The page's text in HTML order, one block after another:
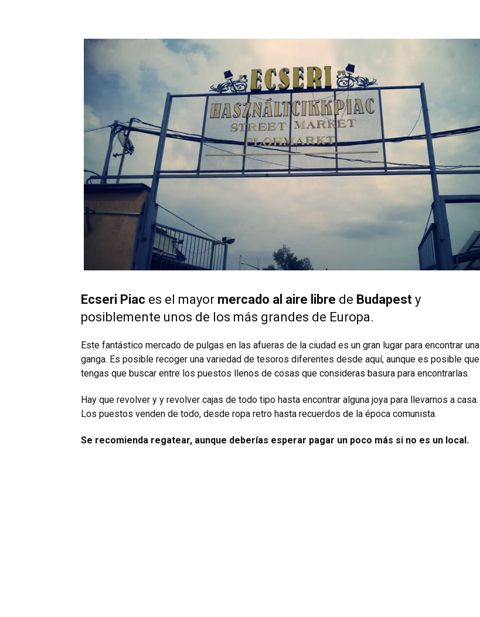
Ecseri Piac es el mayor mercado al aire libre de Budapest y
posiblemente unos de los más grandes de Europa.
Este fantástico mercado de pulgas en las afueras de la ciudad es un gran lugar para encontrar una
ganga. Es posible recoger una variedad de tesoros diferentes desde aquí, aunque es posible que
tengas que buscar entre los puestos llenos de cosas que consideras basura para encontrarlas.
Hay que revolver y y revolver cajas de todo tipo hasta encontrar alguna joya para llevarnos a casa.
Los puestos venden de todo, desde ropa retro hasta recuerdos de la época comunista.
Se recomienda regatear, aunque deberías esperar pagar un poco más si no es un local.